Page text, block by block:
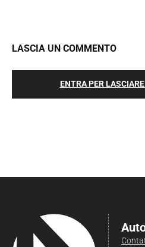
LASCIA UN COMMENTO
ENTRA PER